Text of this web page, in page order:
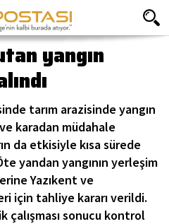
yangın
tarım arazisinde yangın
karadan müdahale
da etkisiyle kısa sürede
yandan yangının yerleşim
Yazıkent ve
için tahliye kararı verildi.
çalışması sonucu kontrol